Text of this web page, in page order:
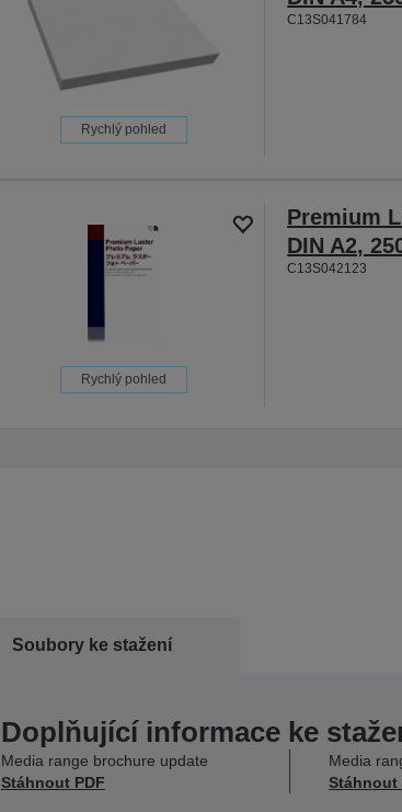
Rychlý pohled
C13S041784
Rychlý pohled
Premium
DIN A2,
C13S042123
Soubory ke stažení
Doplňující informace ke
Media range brochure update
Stáhnout PDF
Media
Stáhnout